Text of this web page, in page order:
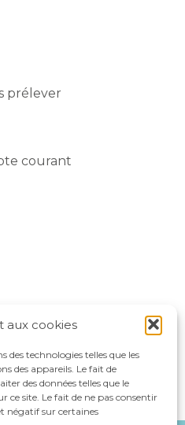
aux cookies
des technologies telles que les
des appareils. Le fait de
des données telles que le
site. Le fait de ne pas consentir
négatif sur certaines
prélever
courant